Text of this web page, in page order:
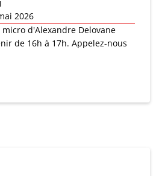
2026
d'Alexandre Delovane
de 16h à 17h. Appelez-nous